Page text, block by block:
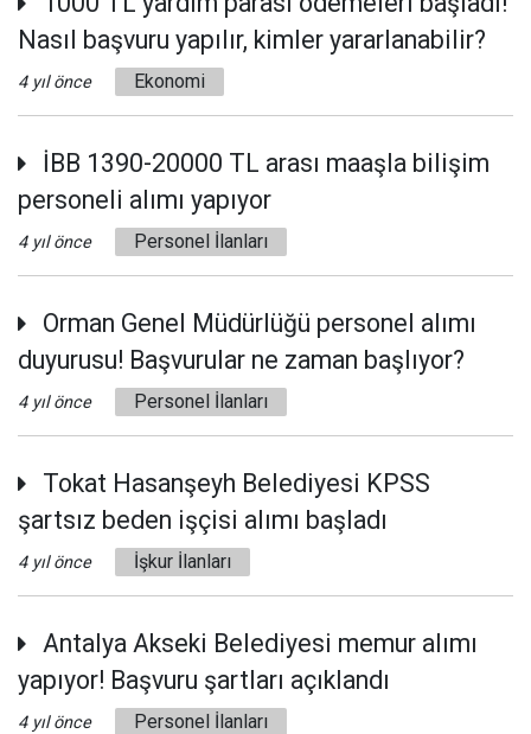
Nasıl başvuru yapılır, kimler yararlanabilir?
4 yıl önce Ekonomi
İBB 1390-20000 TL arası maaşla bilişim
personeli alımı yapıyor
4 yıl önce Personel İlanları
Orman Genel Müdürlüğü personel alımı
duyurusu! Başvurular ne zaman başlıyor?
4 yıl önce Personel İlanları
Tokat Hasanşeyh Belediyesi KPSS
şartsız beden işçisi alımı başladı
4 yıl önce İşkur İlanları
Antalya Akseki Belediyesi memur alımı
yapıyor! Başvuru şartları açıklandı
4 yıl önce Personel İlanları